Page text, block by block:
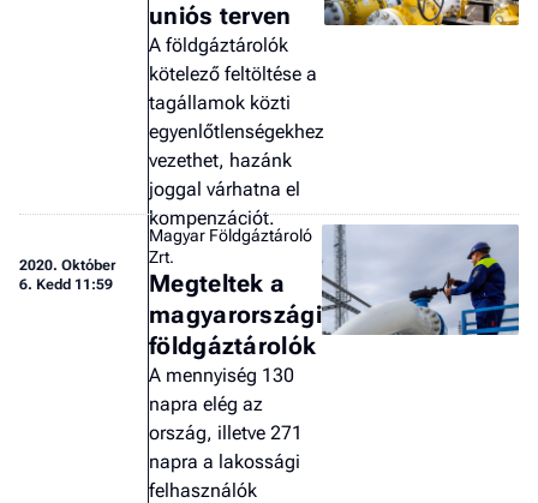
uniós terven
A földgáztárolók
kötelező feltöltése a
tagállamok közti
egyenlőtlenségekhez
vezethet, hazánk
joggal várhatna el
kompenzációt.
2020. Október
6. Kedd 11:59
Magyar Földgáztároló
Zrt.
Megteltek a
magyarországi
földgáztárolók
A mennyiség 130
napra elég az
ország, illetve 271
napra a lakossági
felhasználók